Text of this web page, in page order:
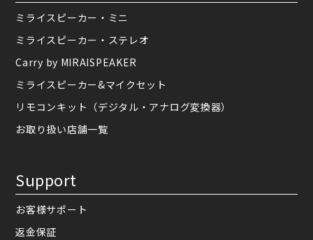
ミライスピーカー・ミニ
ミライスピーカー・ステレオ
Carry by MIRAISPEAKER
ミライスピーカー&マイクセット
リモコンキット（デジタル・アナログ変換器）
お取り扱い店舗一覧
Support
お客様サポート
返金保証